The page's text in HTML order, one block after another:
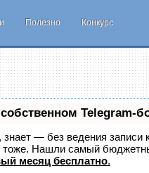
Полезно Конкурс
Telegram-
знает — без ведения
тоже. Нашли самый
месяц бесплатно.